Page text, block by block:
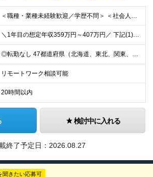
＜職種・業種未経験歓迎／学歴不問＞ ＜社会人未経験歓迎／第二新卒歓迎／ブランクOK＞ ◆これまでの経歴や転職回数は問いません。意欲や人物を重視した採用です。 ◆社会人デビューの方や、正社員として働く
＼1年目の想定年収359万円～407万円／ 下記(1)～(3)のいずれかを、ご希望や適性を考慮したうえで決定します。 (1)月給23万1,000円＋賞与年2回（計2ヶ月分） (2)月給26万5,
◎転勤なし 47都道府県（北海道、東北、関東、北陸・甲信越、関西、東海、中国、四国、九州、沖縄）の各プロジェクト先 ◇本人の希望を伴わない転居はなく、転勤もありません。 ◇勤務地はご希望を最大限考
リモートワーク相談可能
20時間以内
検討中に入れる
終了予定日： 2026.08.27
聞きたい応募可